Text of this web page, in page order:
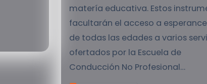
matería educativa. Estos
facultarán el acceso a
de todas las edades a varios
ofertados por la Escuela de
Conducción No Profesional…